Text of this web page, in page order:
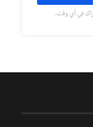
في أي وقت.